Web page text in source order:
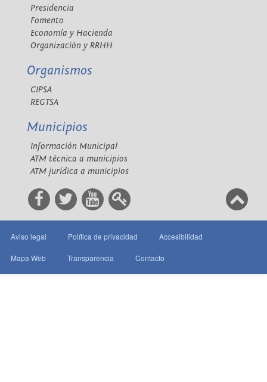
Presidencia
Fomento
Economía y Hacienda
Organización y RRHH
Organismos
CIPSA
REGTSA
Municipios
Información Municipal
ATM técnica a municipios
ATM jurídica a municipios
Aviso legal Política de privacidad Accesibilidad
Mapa Web Transparencia Contacto